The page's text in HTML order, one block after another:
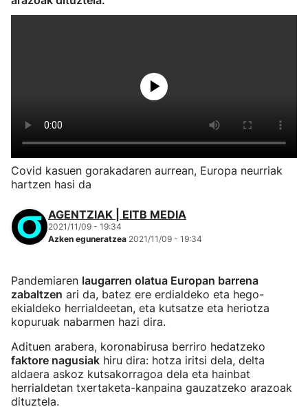
Covid kasuen gorakadaren aurrean, Europa neurriak
hartzen hasi da
AGENTZIAK | EITB MEDIA
2021/11/09 - 19:34
Azken eguneratzea 2021/11/09 - 19:34
Pandemiaren laugarren olatua Europan barrena
zabaltzen ari da, batez ere erdialdeko eta hego-
ekialdeko herrialdeetan, eta kutsatze eta heriotza
kopuruak nabarmen hazi dira.
Adituen arabera, koronabirusa berriro hedatzeko
faktore nagusiak hiru dira: hotza iritsi dela, delta
aldaera askoz kutsakorragoa dela eta hainbat
herrialdetan txertaketa-kanpaina gauzatzeko arazoak
dituztela.